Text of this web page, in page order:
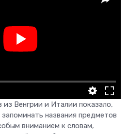
из Венгрии и Италии показало,
названия предметов
вниманием к словам,